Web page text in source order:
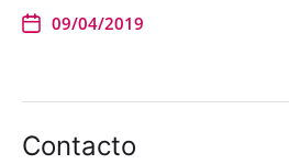
09/04/2019
Contacto